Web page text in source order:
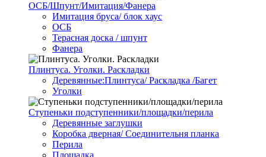
ОСБ/Шпунт/Имитация/Фанера
Имитация бруса/ блок хаус
ОСБ
Терасная доска / шпунт
Фанера
Плинтуса. Уголки. Раскладки
Деревянные:Плинтуса/ Раскладка /Багет
Уголки
Ступеньки подступенники/площадки/перила
Деревянные заглушки
Коробка дверная/ Соединительня планка
Перила
Площадка